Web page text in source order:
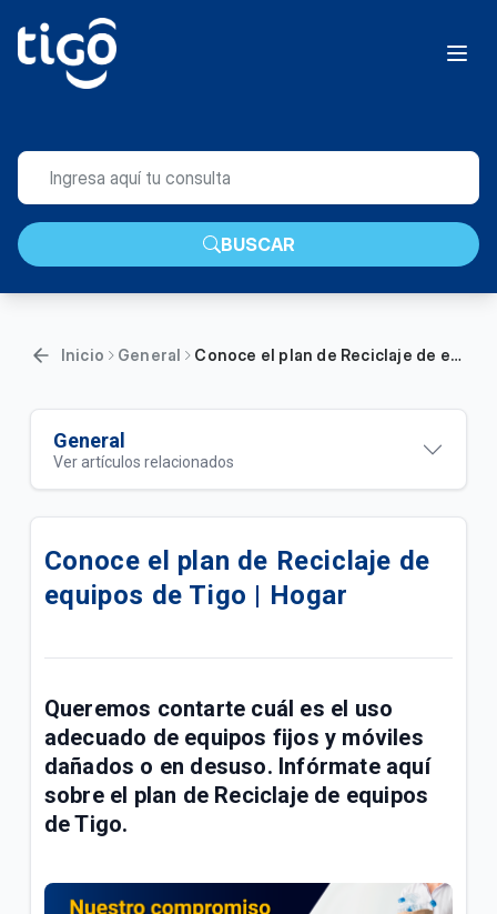
BUSCAR
Inicio General Conoce el plan de Reciclaje de equipos de Tigo | Hogar
General
Ver artículos relacionados
Compra tu celular 5G en cuotas | Móvil
¿Cómo pagar tus facturas de servicios fijos y
móviles con QR de Bre-b en Mi Tigo? | General
Conoce la factura de tu paquete Full Tigo y Full
Tigo + Plus | General
Información importante de recursos de ley sobre
radicación de PQRS | General
Conoce el plan de Reciclaje de
equipos de Tigo | Hogar
Queremos contarte cuál es el uso
adecuado de equipos fijos y móviles
dañados o en desuso. Infórmate aquí
sobre el plan de Reciclaje de equipos
deTigo.